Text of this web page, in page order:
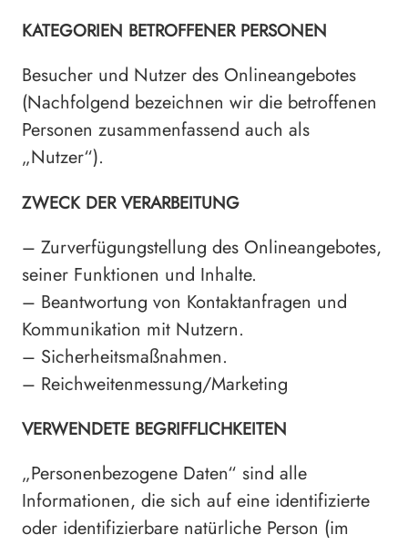
KATEGORIEN BETROFFENER PERSONEN
Besucher und Nutzer des Onlineangebotes
(Nachfolgend bezeichnen wir die betroffenen
Personen zusammenfassend auch als
„Nutzer“).
ZWECK DER VERARBEITUNG
– Zurverfügungstellung des Onlineangebotes,
seiner Funktionen und Inhalte.
– Beantwortung von Kontaktanfragen und
Kommunikation mit Nutzern.
– Sicherheitsmaßnahmen.
– Reichweitenmessung/Marketing
VERWENDETE BEGRIFFLICHKEITEN
„Personenbezogene Daten“ sind alle
Informationen, die sich auf eine identifizierte
oder identifizierbare natürliche Person (im